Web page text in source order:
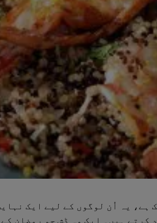
ہے، یہ اُن لوگوں کے لیے ایک
کرتے ہیں۔ ایک وہ ڈش جو رمضان